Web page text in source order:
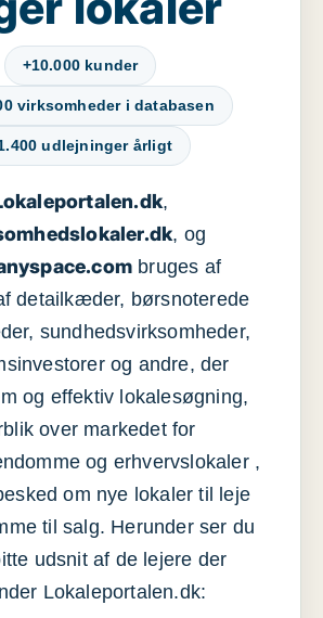
+10.000 kunder
virksomheder i databasen
udlejninger årligt
,
, og
bruges af
detailkæder, børsnoterede
sundhedsvirksomheder,
og andre, der
og effektiv lokalesøgning,
over markedet for
og erhvervslokaler ,
om nye lokaler til leje
til salg. Herunder ser du
udsnit af de lejere der
Lokaleportalen.dk: